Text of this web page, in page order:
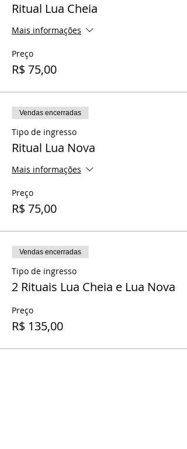
Ritual Lua Cheia
Mais informações
Preço
R$ 75,00
Vendas encerradas
Tipo de ingresso
Ritual Lua Nova
Mais informações
Preço
R$ 75,00
Vendas encerradas
Tipo de ingresso
2 Rituais Lua Cheia e Lua Nova
Preço
R$ 135,00